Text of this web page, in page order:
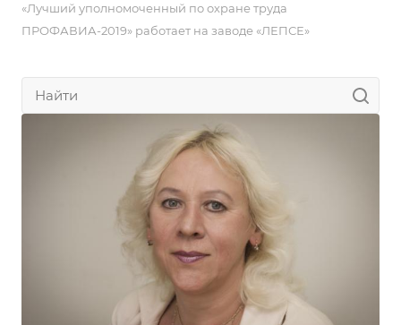
«Лучший уполномоченный по охране труда
ПРОФАВИА-2019» работает на заводе «ЛЕПСЕ»